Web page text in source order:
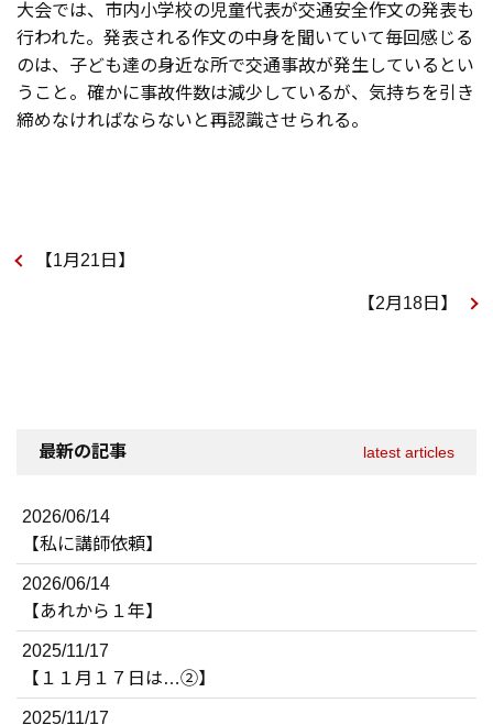
大会では、市内小学校の児童代表が交通安全作文の発表も
行われた。発表される作文の中身を聞いていて毎回感じる
のは、子ども達の身近な所で交通事故が発生しているとい
うこと。確かに事故件数は減少しているが、気持ちを引き
締めなければならないと再認識させられる。
【1月21日】
【2月18日】
最新の記事 latest articles
2026/06/14
【私に講師依頼】
2026/06/14
【あれから１年】
2025/11/17
【１１月１７日は…②】
2025/11/17